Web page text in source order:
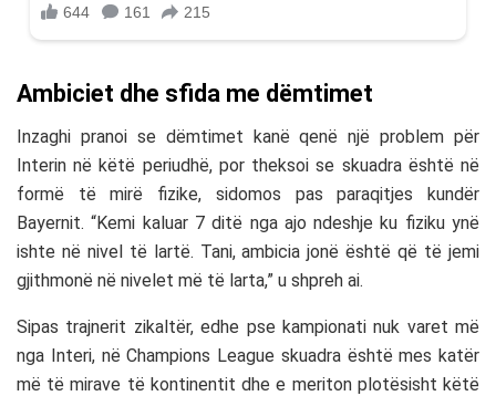
Ambiciet dhe sfida me dëmtimet
Inzaghi pranoi se dëmtimet kanë qenë një problem për
Interin në këtë periudhë, por theksoi se skuadra është në
formë të mirë fizike, sidomos pas paraqitjes kundër
Bayernit. “Kemi kaluar 7 ditë nga ajo ndeshje ku fiziku ynë
ishte në nivel të lartë. Tani, ambicia jonë është që të jemi
gjithmonë në nivelet më të larta,” u shpreh ai.
Sipas trajnerit zikaltër, edhe pse kampionati nuk varet më
nga Interi, në Champions League skuadra është mes katër
më të mirave të kontinentit dhe e meriton plotësisht këtë